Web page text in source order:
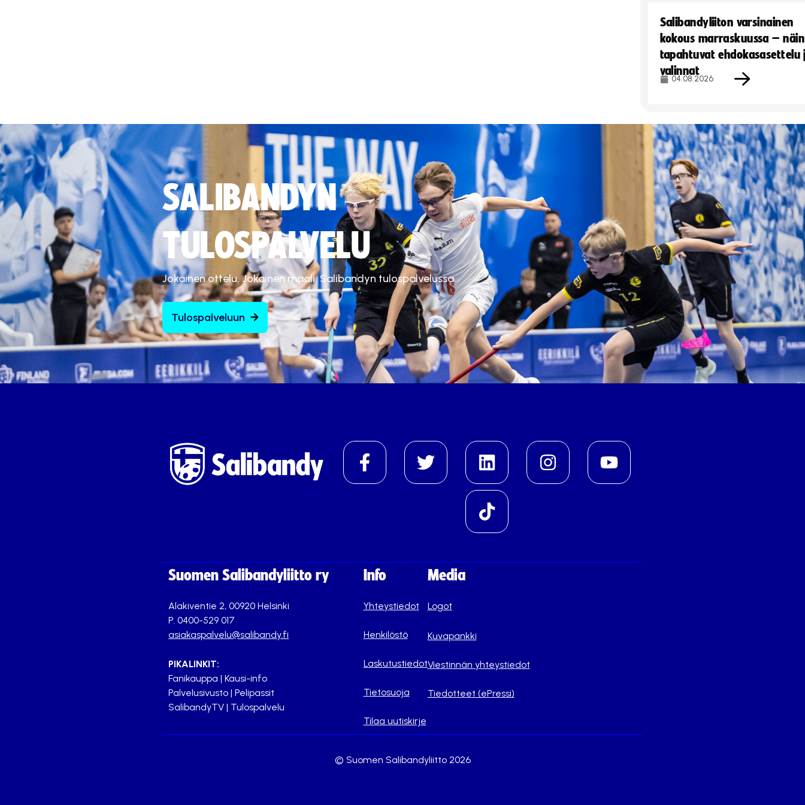
Salibandyliiton varsinainen
kokous marraskuussa – näin
tapahtuvat ehdokasasettelu
valinnat
04.08.2026
SALIBANDYN
TULOSPALVELU
Jokainen ottelu. Jokainen maali. Salibandyn tulospalvelussa.
Tulospalveluun
Suomen Salibandyliitto ry
Alakiventie 2, 00920 Helsinki
P. 0400-529 017
asiakaspalvelu@salibandy.fi
PIKALINKIT:
Fanikauppa | Kausi-info
Palvelusivusto | Pelipassit
SalibandyTV | Tulospalvelu
Info
Yhteystiedot
Henkilöstö
Laskutustiedot
Tietosuoja
Tilaa uutiskirje
Media
Logot
Kuvapankki
Viestinnän yhteystiedot
Tiedotteet (ePressi)
© Suomen Salibandyliitto 2026